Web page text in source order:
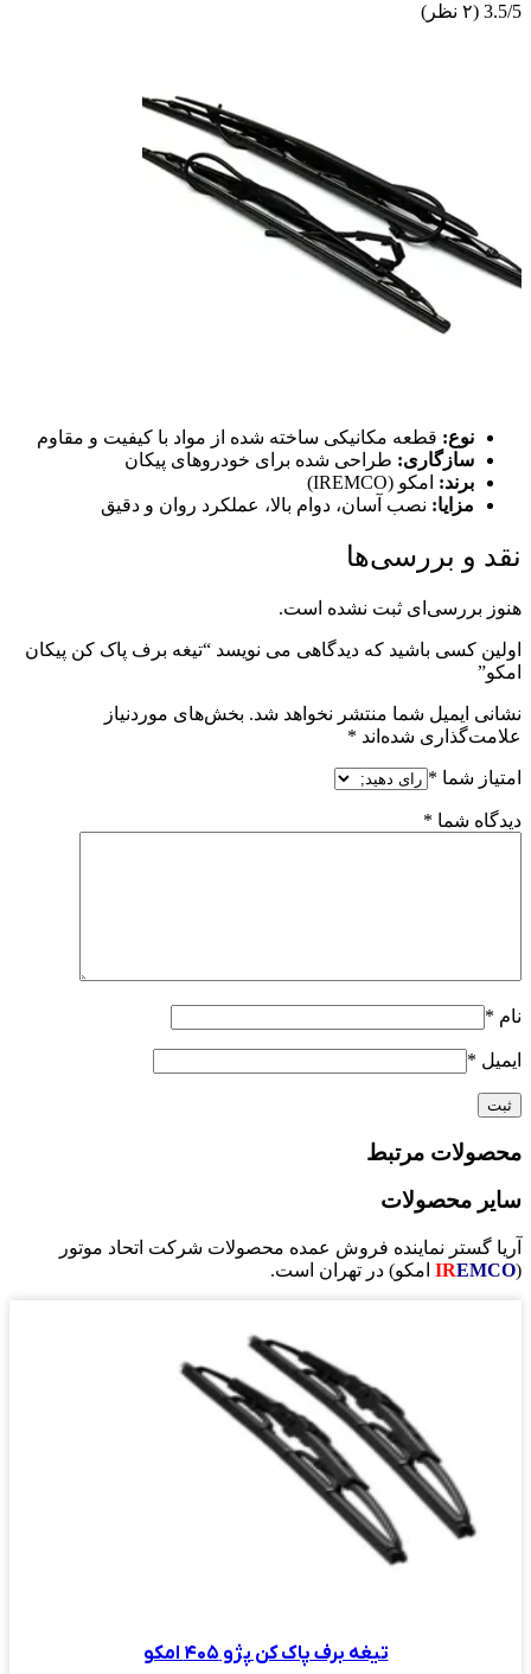
3.5/5 (۲ نظر)
نوع: قطعه مکانیکی ساخته شده از مواد با کیفیت و مقاوم
سازگاری: طراحی شده برای خودروهای پیکان
برند: امکو (IREMCO)
مزایا: نصب آسان، دوام بالا، عملکرد روان و دقیق
نقد و بررسی‌ها
هنوز بررسی‌ای ثبت نشده است.
اولین کسی باشید که دیدگاهی می نویسد “تیغه برف پاک کن پیکان
امکو”
نشانی ایمیل شما منتشر نخواهد شد. بخش‌های موردنیاز
علامت‌گذاری شده‌اند *
امتیاز شما *
دیدگاه شما *
نام *
ایمیل *
محصولات مرتبط
سایر محصولات
آریا گستر نماینده فروش عمده محصولات شرکت اتحاد موتور
(
IREMCO امکو) در تهران است.
تیغه برف پاک کن پژو ۴۰۵ امکو